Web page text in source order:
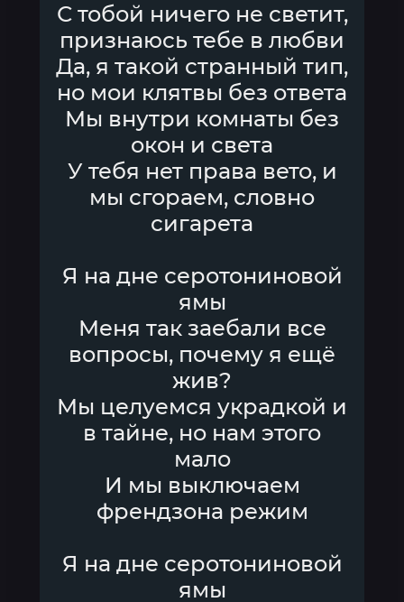
С тобой ничего не светит,
признаюсь тебе в любви
Да, я такой странный тип,
но мои клятвы без ответа
Мы внутри комнаты без
окон и света
У тебя нет права вето, и
мы сгораем, словно
сигарета
Я на дне серотониновой
ямы
Меня так заебали все
вопросы, почему я ещё
жив?
Мы целуемся украдкой и
в тайне, но нам этого
мало
И мы выключаем
френдзона режим
Я на дне серотониновой
ямы